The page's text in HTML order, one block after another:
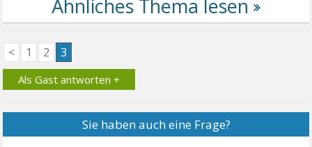
< 1 2 3
Als Gast antworten +
Sie haben auch eine Frage?